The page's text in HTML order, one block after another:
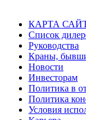
КАРТА
Список
Руководства
Краны,
Новости
Инвесторам
Политика в
Политика
Условия